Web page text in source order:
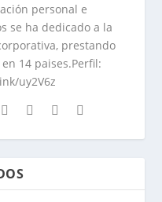
personal e
se ha dedicado a la
prestando
14 paises.Perfil:
uy2V6z